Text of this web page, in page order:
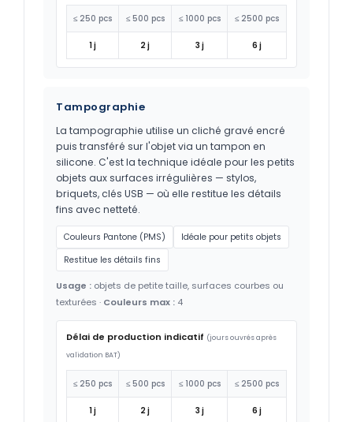
≤ 250 pcs ≤ 500 pcs ≤ 1000 pcs ≤ 2500 pcs
1 j 2 j 3 j 6 j
Tampographie
La tampographie utilise un cliché gravé encré
puis transféré sur l'objet via un tampon en
silicone. C'est la technique idéale pour les petits
objets aux surfaces irrégulières — stylos,
briquets, clés USB — où elle restitue les détails
fins avec netteté.
Couleurs Pantone (PMS)
Idéale pour petits objets
Restitue les détails fins
Usage : objets de petite taille, surfaces courbes ou
texturées · Couleurs max : 4
Délai de production indicatif (jours ouvrés après
validation BAT)
≤ 250 pcs ≤ 500 pcs ≤ 1000 pcs ≤ 2500 pcs
1 j 2 j 3 j 6 j